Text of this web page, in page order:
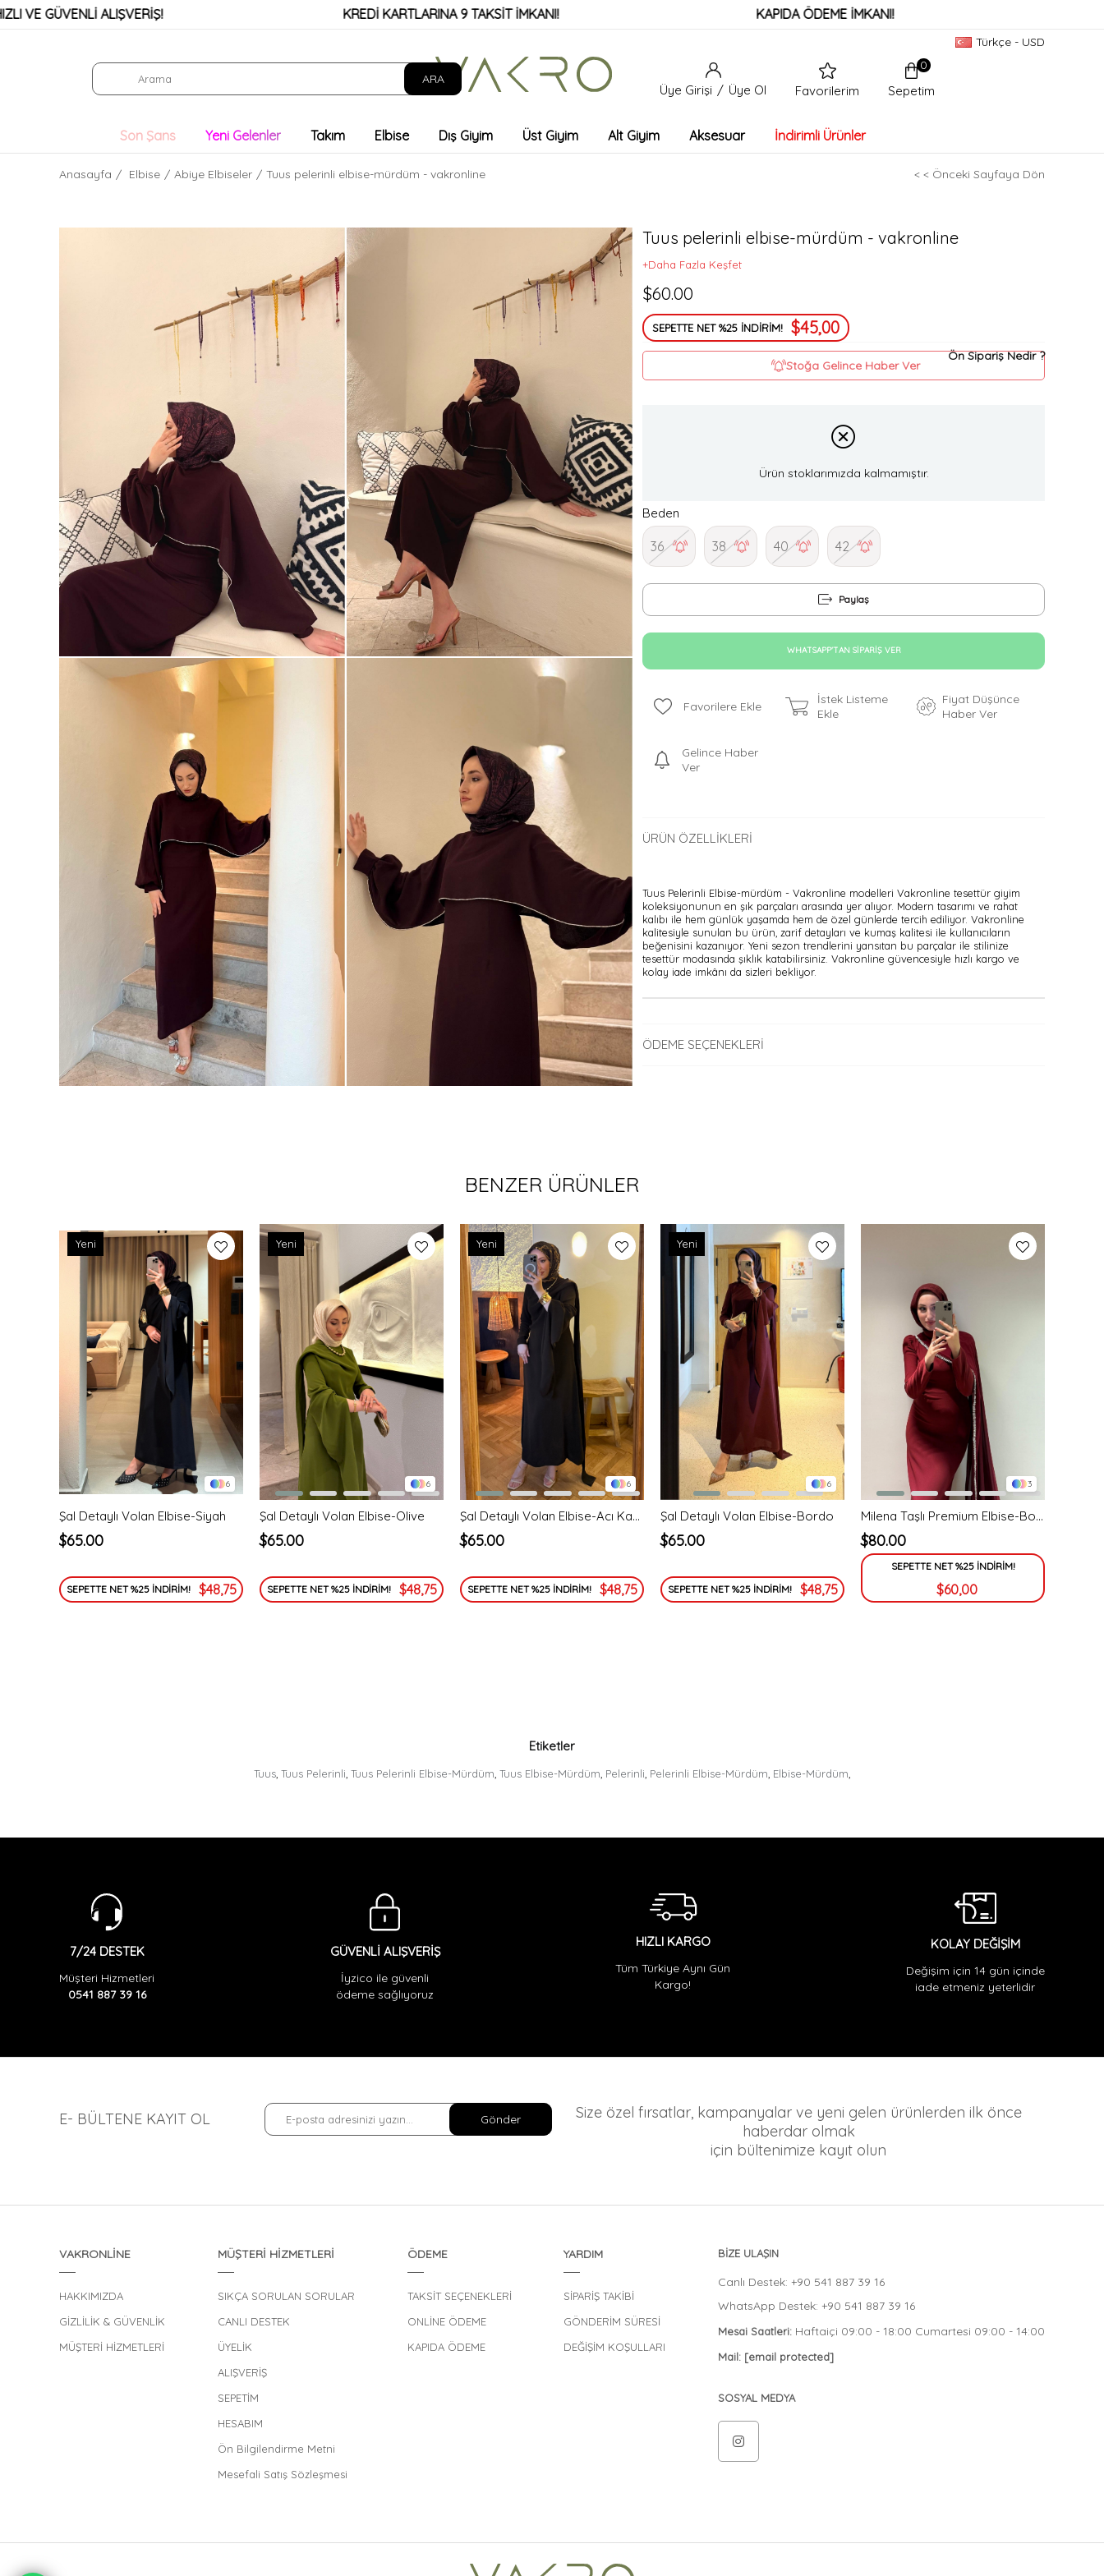
ALIŞVERİŞ! KREDİ KARTLARINA 9 TAKSİT İMKANI! KAPIDA ÖDEME İMKANI!
Türkçe - USD
Sepetim
0
Favorilerim
Üye Girişi Üye Ol
Son Şans Yeni Gelenler Takım Elbise Dış Giyim Üst Giyim Alt Giyim Aksesuar İndirimli Ürünler
Anasayfa Elbise Abiye Elbiseler Tuus pelerinli elbise-mürdüm - vakronline < < Önceki Sayfaya Dön
Tuus pelerinli elbise-mürdüm - vakronline
+Daha Fazla Keşfet
$60.00
SEPETTE NET %25 İNDİRİM! $45,00
Ön Sipariş Nedir ?
Stoğa Gelince Haber Ver
Ürün stoklarımızda kalmamıştır.
Beden
36 38 40 42
Paylaş
WHATSAPP'TAN SIPARIŞ VER
Favorilere Ekle
İstek Listeme
Ekle
Fiyat Düşünce
Haber Ver
Gelince Haber
Ver
ÜRÜN ÖZELLIKLERI
Tuus Pelerinli Elbise-mürdüm - Vakronline modelleri Vakronline tesettür giyim
koleksiyonunun en şık parçaları arasında yer alıyor. Modern tasarımı ve rahat
kalıbı ile hem günlük yaşamda hem de özel günlerde tercih ediliyor. Vakronline
kalitesiyle sunulan bu ürün, zarif detayları ve kumaş kalitesi ile kullanıcıların
beğenisini kazanıyor. Yeni sezon trendlerini yansıtan bu parçalar ile stilinize
tesettür modasında şıklık katabilirsiniz. Vakronline güvencesiyle hızlı kargo ve
kolay iade imkânı da sizleri bekliyor.
ÖDEME SEÇENEKLERI
BENZER ÜRÜNLER
6
Şal Detaylı Volan Elbise-Siyah
$65.00
Yeni
SEPETTE NET %25 İNDİRİM! $48,75
6
Şal Detaylı Volan Elbise-Olive
$65.00
Yeni
SEPETTE NET %25 İNDİRİM! $48,75
6
Şal Detaylı Volan Elbise-Acı Kahve
$65.00
Yeni
Ürün
SEPETTE NET %25 İNDİRİM! $48,75
6
Şal Detaylı Volan Elbise-Bordo
$65.00
Yeni
SEPETTE NET %25 İNDİRİM! $48,75
3
Milena Taşlı Premium Elbise-Bordo
$80.00
SEPETTE NET %25 İNDİRİM!
$60,00
Etiketler
Tuus, Tuus Pelerinli, Tuus Pelerinli Elbise-Mürdüm, Tuus Elbise-Mürdüm, Pelerinli, Pelerinli Elbise-Mürdüm, Elbise-Mürdüm,
7/24 DESTEK
Müşteri Hizmetleri
0541 887 39 16
GÜVENLİ ALIŞVERİŞ
İyzico ile güvenli
ödeme sağlıyoruz
HIZLI KARGO
Tüm Türkiye Aynı Gün
Kargo!
KOLAY DEĞİŞİM
Değişim için 14 gün içinde
iade etmeniz yeterlidir
E- BÜLTENE KAYIT OL Gönder
Size özel fırsatlar, kampanyalar ve yeni gelen ürünlerden ilk önce
haberdar olmak
için bültenimize kayıt olun
VAKRONLİNE
HAKKIMIZDA
GİZLİLİK & GÜVENLİK
MÜŞTERİ HİZMETLERİ
MÜŞTERİ HİZMETLERİ
SIKÇA SORULAN SORULAR
CANLI DESTEK
ÜYELİK
ALIŞVERİŞ
SEPETİM
HESABIM
Ön Bilgilendirme Metni
Mesefali Satış Sözleşmesi
ÖDEME
TAKSİT SEÇENEKLERİ
ONLİNE ÖDEME
KAPIDA ÖDEME
YARDIM
SİPARİŞ TAKİBİ
GÖNDERİM SÜRESİ
DEĞİŞİM KOŞULLARI
BİZE ULAŞIN
Canlı Destek: +90 541 887 39 16
WhatsApp Destek: +90 541 887 39 16
Mesai Saatleri: Haftaiçi 09:00 - 18:00 Cumartesi 09:00 - 14:00
Mail: [email protected]
SOSYAL MEDYA